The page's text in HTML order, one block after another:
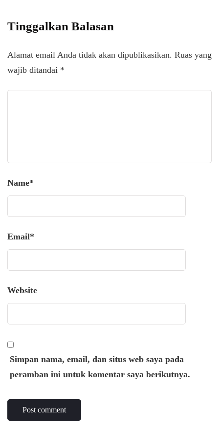
Tinggalkan Balasan
Alamat email Anda tidak akan dipublikasikan. Ruas yang
wajib ditandai *
Name*
Email*
Website
Simpan nama, email, dan situs web saya pada
peramban ini untuk komentar saya berikutnya.